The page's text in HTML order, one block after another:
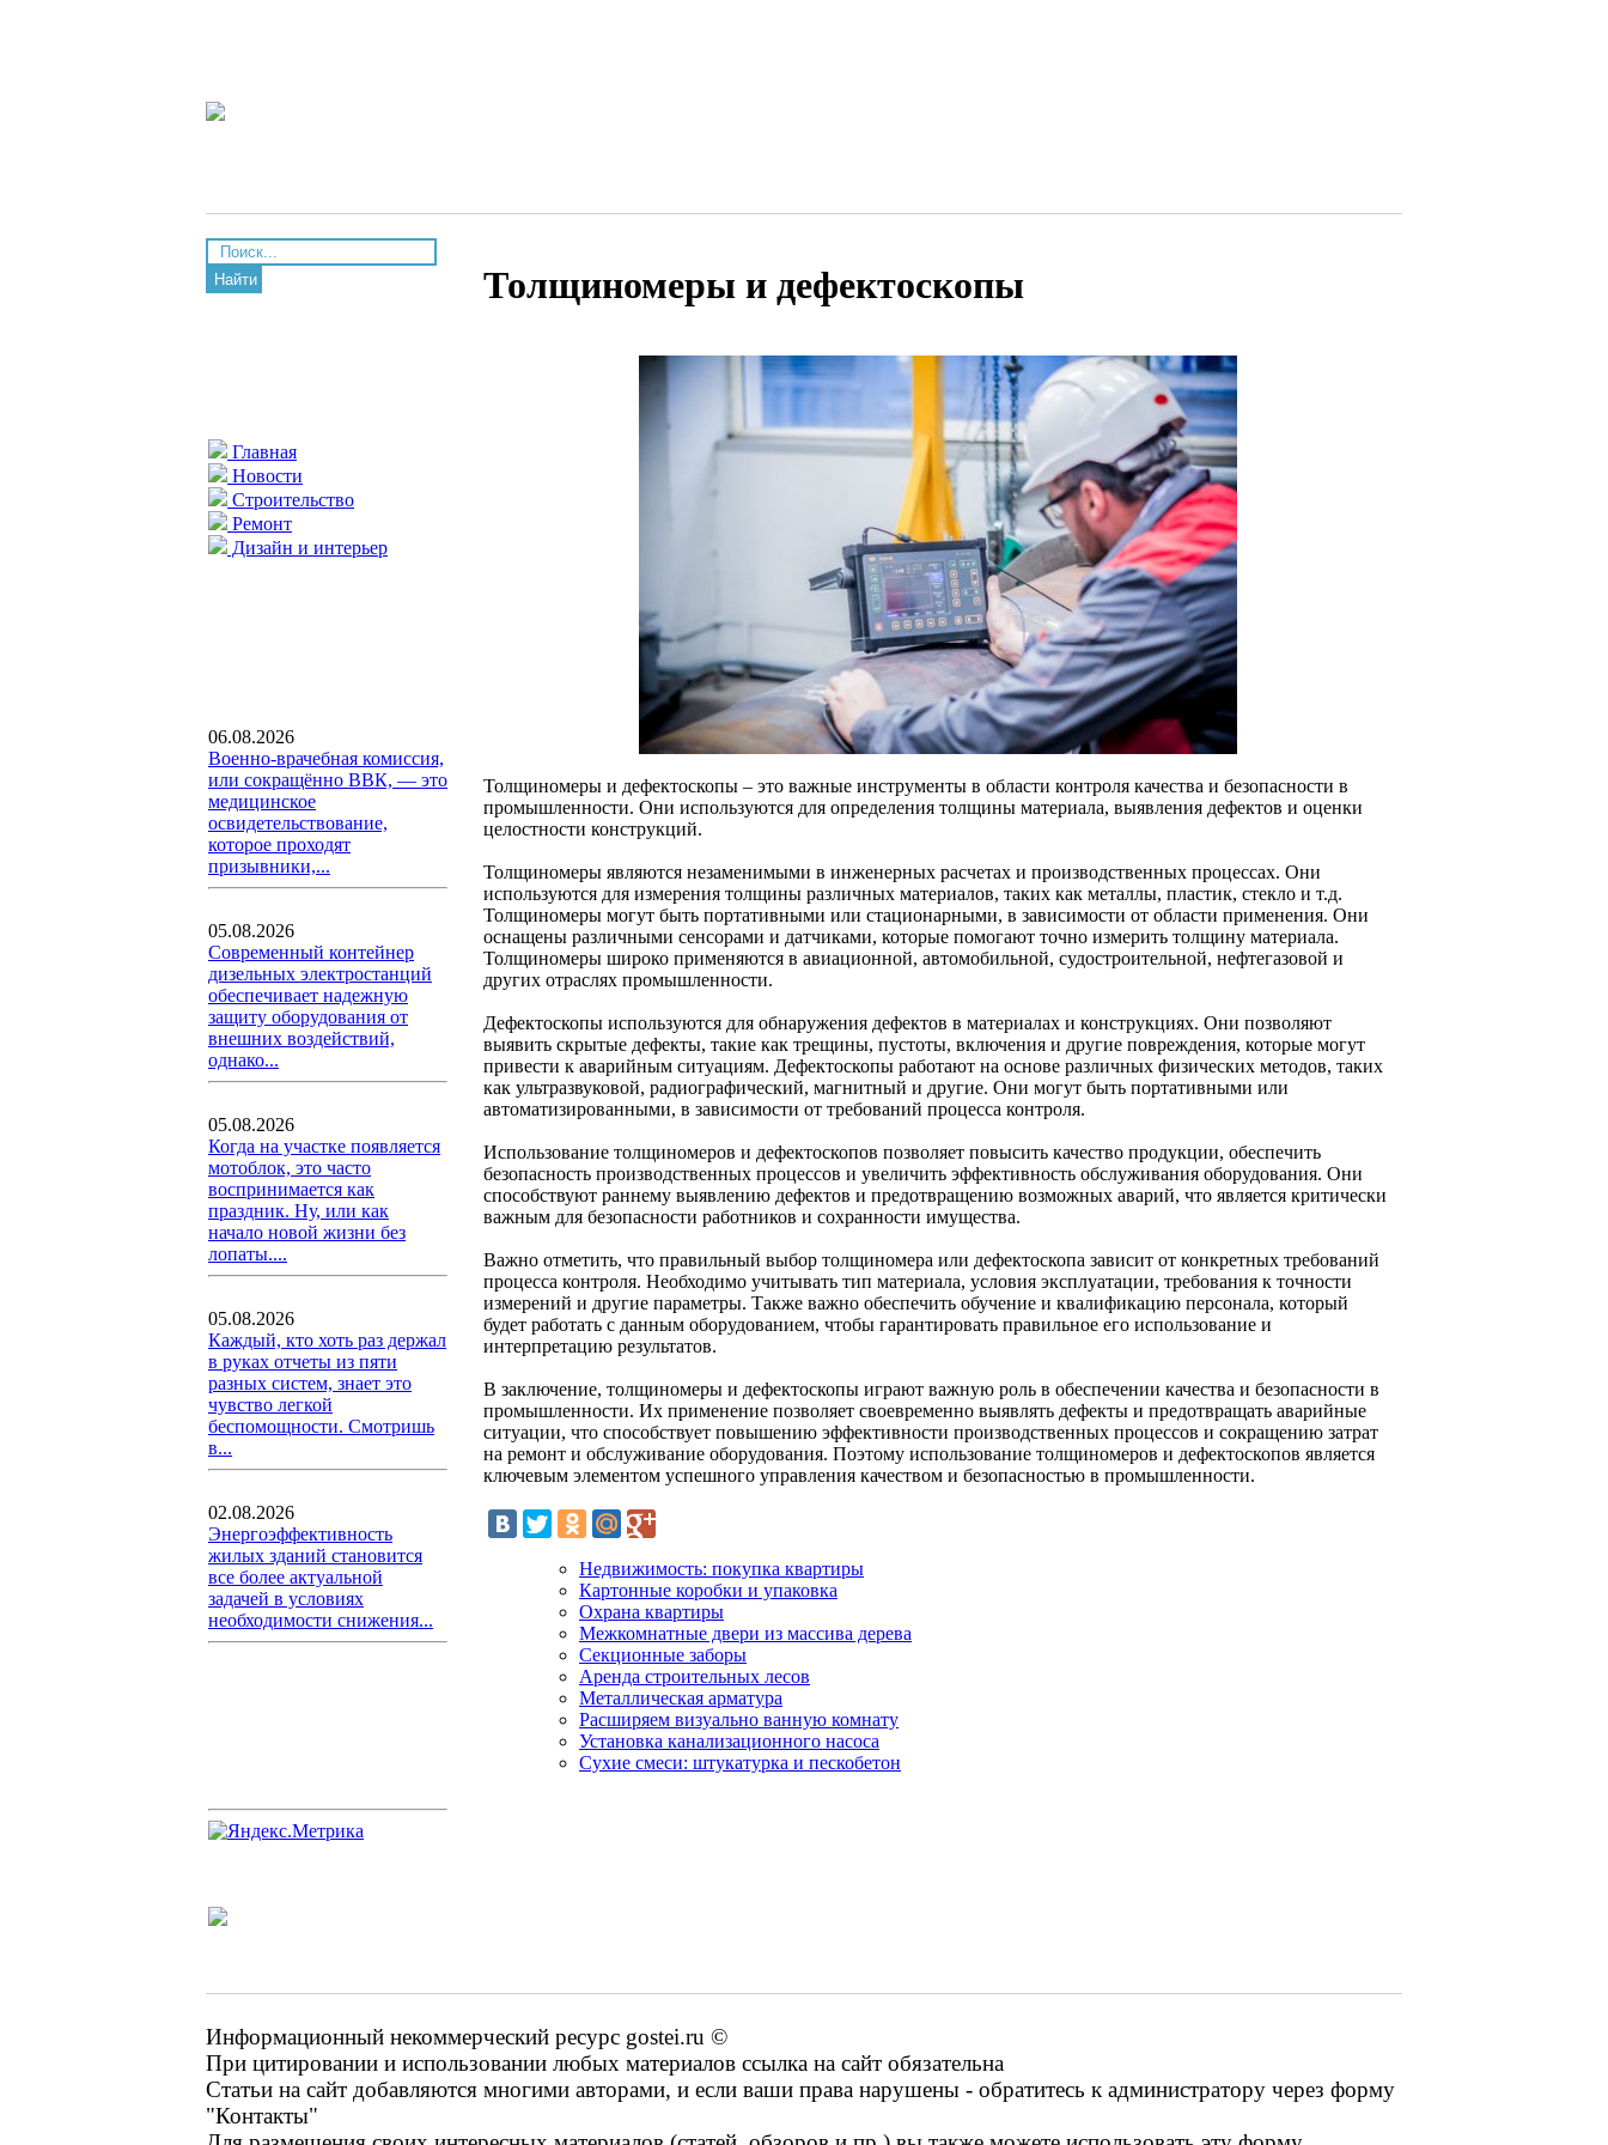
Найти
Главная
Новости
Строительство
Ремонт
Дизайн и интерьер
06.08.2026
Военно-врачебная комиссия,
или сокращённо ВВК, — это
медицинское
освидетельствование,
которое проходят
призывники,...
05.08.2026
Современный контейнер
дизельных электростанций
обеспечивает надежную
защиту оборудования от
внешних воздействий,
однако...
05.08.2026
Когда на участке появляется
мотоблок, это часто
воспринимается как
праздник. Ну, или как
начало новой жизни без
лопаты....
05.08.2026
Каждый, кто хоть раз держал
в руках отчеты из пяти
разных систем, знает это
чувство легкой
беспомощности. Смотришь
в...
02.08.2026
Энергоэффективность
жилых зданий становится
все более актуальной
задачей в условиях
необходимости снижения...
Толщиномеры и дефектоскопы
Толщиномеры и дефектоскопы – это важные инструменты в области контроля качества и безопасности в
промышленности. Они используются для определения толщины материала, выявления дефектов и оценки
целостности конструкций.
Толщиномеры являются незаменимыми в инженерных расчетах и производственных процессах. Они
используются для измерения толщины различных материалов, таких как металлы, пластик, стекло и т.д.
Толщиномеры могут быть портативными или стационарными, в зависимости от области применения. Они
оснащены различными сенсорами и датчиками, которые помогают точно измерить толщину материала.
Толщиномеры широко применяются в авиационной, автомобильной, судостроительной, нефтегазовой и
других отраслях промышленности.
Дефектоскопы используются для обнаружения дефектов в материалах и конструкциях. Они позволяют
выявить скрытые дефекты, такие как трещины, пустоты, включения и другие повреждения, которые могут
привести к аварийным ситуациям. Дефектоскопы работают на основе различных физических методов, таких
как ультразвуковой, радиографический, магнитный и другие. Они могут быть портативными или
автоматизированными, в зависимости от требований процесса контроля.
Использование толщиномеров и дефектоскопов позволяет повысить качество продукции, обеспечить
безопасность производственных процессов и увеличить эффективность обслуживания оборудования. Они
способствуют раннему выявлению дефектов и предотвращению возможных аварий, что является критически
важным для безопасности работников и сохранности имущества.
Важно отметить, что правильный выбор толщиномера или дефектоскопа зависит от конкретных требований
процесса контроля. Необходимо учитывать тип материала, условия эксплуатации, требования к точности
измерений и другие параметры. Также важно обеспечить обучение и квалификацию персонала, который
будет работать с данным оборудованием, чтобы гарантировать правильное его использование и
интерпретацию результатов.
В заключение, толщиномеры и дефектоскопы играют важную роль в обеспечении качества и безопасности в
промышленности. Их применение позволяет своевременно выявлять дефекты и предотвращать аварийные
ситуации, что способствует повышению эффективности производственных процессов и сокращению затрат
на ремонт и обслуживание оборудования. Поэтому использование толщиномеров и дефектоскопов является
ключевым элементом успешного управления качеством и безопасностью в промышленности.
Недвижимость: покупка квартиры
Картонные коробки и упаковка
Охрана квартиры
Межкомнатные двери из массива дерева
Секционные заборы
Аренда строительных лесов
Металлическая арматура
Расширяем визуально ванную комнату
Установка канализационного насоса
Сухие смеси: штукатурка и пескобетон
Информационный некоммерческий ресурс gostei.ru ©
При цитировании и использовании любых материалов ссылка на сайт обязательна
Статьи на сайт добавляются многими авторами, и если ваши права нарушены - обратитесь к администратору через форму
"Контакты"